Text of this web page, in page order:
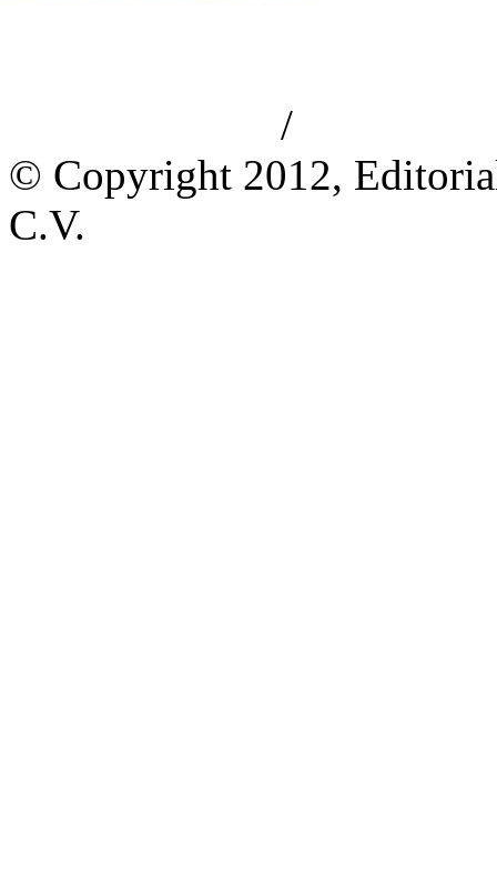
/
© Copyright 2012,
C.V.